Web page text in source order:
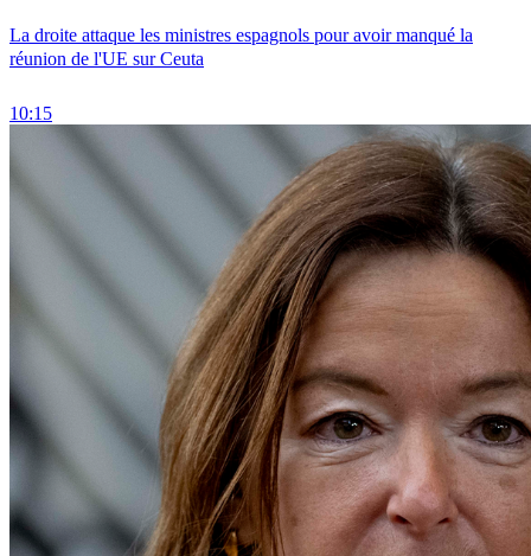
La droite attaque les ministres espagnols pour avoir manqué la
réunion de l'UE sur Ceuta
10:15